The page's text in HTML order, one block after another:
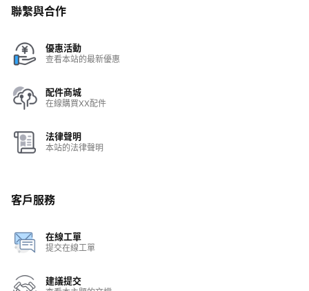
聯繫與合作
優惠活動
查看本站的最新優惠
配件商城
在線購買XX配件
法律聲明
本站的法律聲明
客戶服務
在線工單
提交在線工單
建議提交